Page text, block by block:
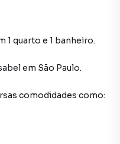
1 quarto e 1 banheiro.
em São Paulo.
comodidades como: